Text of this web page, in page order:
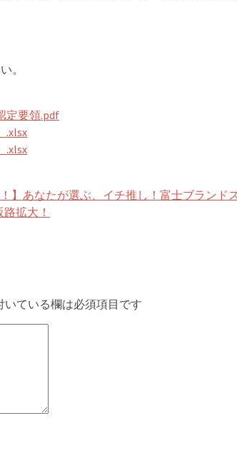
。
要領.pdf
】あなたが選ぶ、イチ推し！富士ブランド
拡大！
いている欄は必須項目です